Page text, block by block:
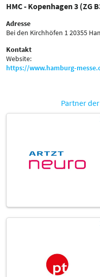
HMC - Kopenhagen 3 (ZG
Adresse
Bei den Kirchhöfen 120355
Kontakt
Website:
https://www.hamburg-
Partner